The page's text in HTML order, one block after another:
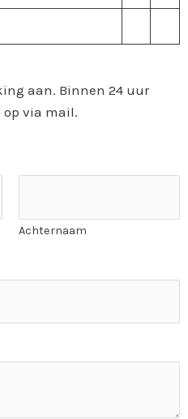
aan. Binnen 24 uur
op via mail.
Achternaam